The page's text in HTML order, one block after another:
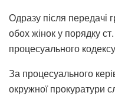
Одразу після передачі
обох жінок у порядку
процесуального
За процесуального
окружної прокуратури